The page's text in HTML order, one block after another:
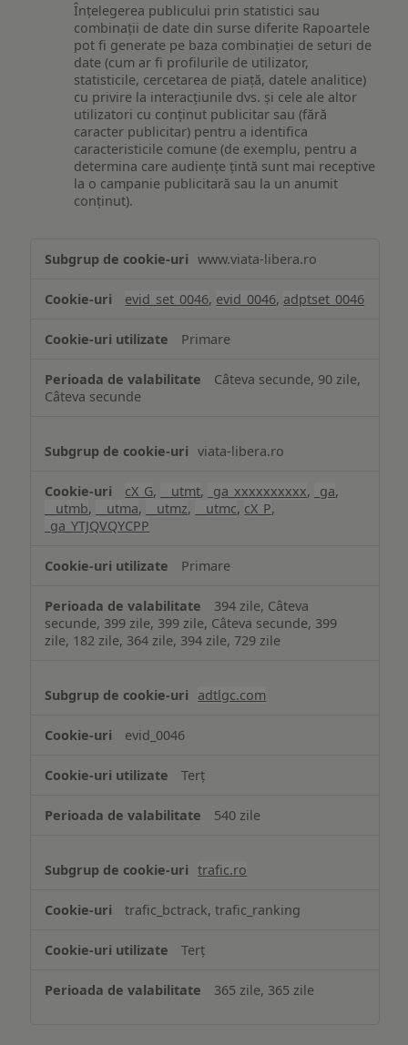
Înțelegerea publicului prin statistici sau
combinații de date din surse diferite Rapoartele
pot fi generate pe baza combinației de seturi de
date (cum ar fi profilurile de utilizator,
statisticile, cercetarea de piață, datele analitice)
cu privire la interacțiunile dvs. și cele ale altor
utilizatori cu conținut publicitar sau (fără
caracter publicitar) pentru a identifica
caracteristicile comune (de exemplu, pentru a
determina care audiențe țintă sunt mai receptive
la o campanie publicitară sau la un anumit
conținut).
www.viata-libera.ro
evid_set_0046, evid_0046, adptset_0046
Primare
Câteva secunde, 90 zile,
Câteva secunde
viata-libera.ro
cX_G, __utmt, _ga_xxxxxxxxxx, _ga,
__utmb, __utma, __utmz, __utmc, cX_P,
_ga_YTJQVQYCPP
Primare
394 zile, Câteva
secunde, 399 zile, 399 zile, Câteva secunde, 399
zile, 182 zile, 364 zile, 394 zile, 729 zile
adtlgc.com
evid_0046
Terț
540 zile
trafic.ro
trafic_bctrack, trafic_ranking
Terț
365 zile, 365 zile